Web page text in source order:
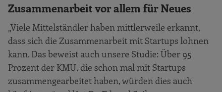
Zusammenarbeit vor allem für Neues
„Viele Mittelständler haben mittlerweile erkannt,
dass sich die Zusammenarbeit mit Startups lohnen
kann. Das beweist auch unsere Studie: Über 95
Prozent der KMU, die schon mal mit Startups
zusammengearbeitet haben, würden dies auch